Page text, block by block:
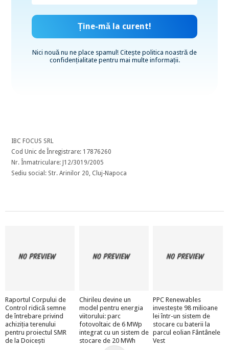
Nici nouă nu ne place spamul! Citește politica noastră de
confidențialitatepentru mai multe informații.
IBC FOCUS SRL
Cod Unic de Înregistrare: 17876260
Nr. Înmatriculare: J12/3019/2005
Sediu social: Str. Arinilor 20, Cluj-Napoca
Raportul Corpului de
Control ridică semne
de întrebare privind
achiziția terenului
pentru proiectul SMR
de la Doicești
Chirileu devine un
model pentru energia
viitorului: parc
fotovoltaic de 6 MWp
integrat cu un sistem de
stocare de 20 MWh
PPC Renewables
investește 98 milioane
lei într-un sistem de
stocare cu baterii la
parcul eolian Fântânele
Vest